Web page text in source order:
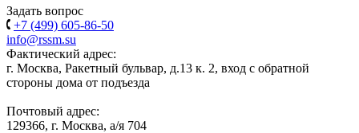
Задать вопрос
+7 (499) 605-86-50
info@rssm.su
Фактический адрес:
г. Москва, Ракетный бульвар, д.13 к. 2, вход с обратной
стороны дома от подъезда
Почтовый адрес:
129366, г. Москва, а/я 704